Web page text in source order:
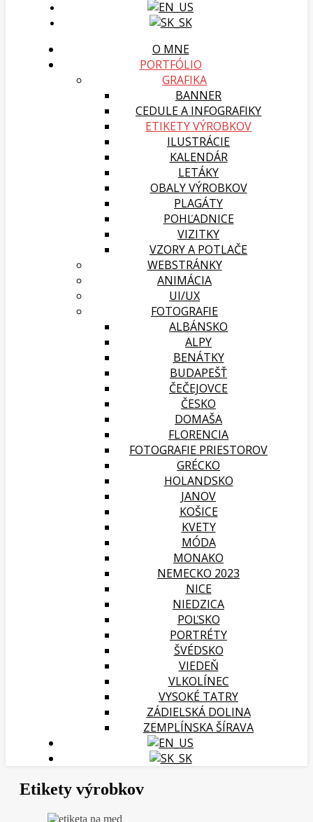
O MNE
PORTFÓLIO
GRAFIKA
BANNER
CEDULE A INFOGRAFIKY
ETIKETY VÝROBKOV
ILUSTRÁCIE
KALENDÁR
LETÁKY
OBALY VÝROBKOV
PLAGÁTY
POHĽADNICE
VIZITKY
VZORY A POTLAČE
WEBSTRÁNKY
ANIMÁCIA
UI/UX
FOTOGRAFIE
ALBÁNSKO
ALPY
BENÁTKY
BUDAPEŠŤ
ČEČEJOVCE
ČESKO
DOMAŠA
FLORENCIA
FOTOGRAFIE PRIESTOROV
GRÉCKO
HOLANDSKO
JANOV
KOŠICE
KVETY
MÓDA
MONAKO
NEMECKO 2023
NICE
NIEDZICA
POĽSKO
PORTRÉTY
ŠVÉDSKO
VIEDEŇ
VLKOLÍNEC
VYSOKÉ TATRY
ZÁDIELSKÁ DOLINA
ZEMPLÍNSKA ŠÍRAVA
Etikety výrobkov